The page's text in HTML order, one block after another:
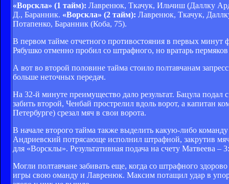
«Ворскла» (1 тайм): Лавренюк, Ткачук, Ильчиш (Даллку
Д., Баранник. «Ворскла» (2 тайм): Лавренюк, Ткачук,
Потапенко, Баранник (Коба, 75).
В первом тайме отчетного противостояния в первых
Рябушко отменно пробил со штрафного, но вратарь
А вот во второй половине тайма стоило полтавчанам
больше неточных передач.
На 32-й минуте преимущество дало результат. Бацула
забить второй, Ченбай прострелил вдоль ворот, а
Петербурге) срезал мяч в свои ворота.
В начале второго тайма также выделить какую-либо
Андриевский потрясающе исполнил штрафной, закрутив
для «Ворсклы». Результативная подача на счету Матвеева –
Могли полтавчане забивать еще, когда со штрафного
игры свою оманду и Лавренюк. Максим потащил удар в